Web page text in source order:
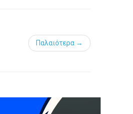
Παλαιότερα →